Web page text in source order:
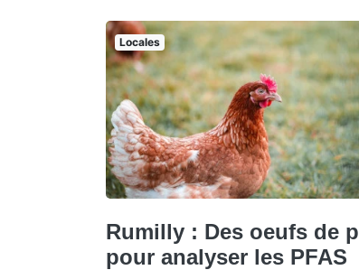
Locales
Rumilly : Des oeufs de
pour analyser les PFAS